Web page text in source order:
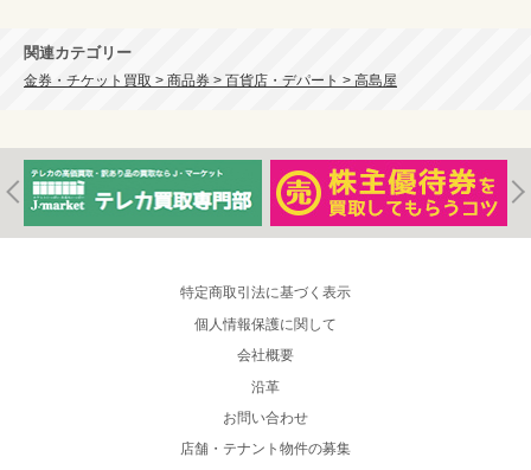
関連カテゴリー
金券・チケット買取 > 商品券 > 百貨店・デパート > 高島屋
特定商取引法に基づく表示
個人情報保護に関して
会社概要
沿革
お問い合わせ
店舗・テナント物件の募集